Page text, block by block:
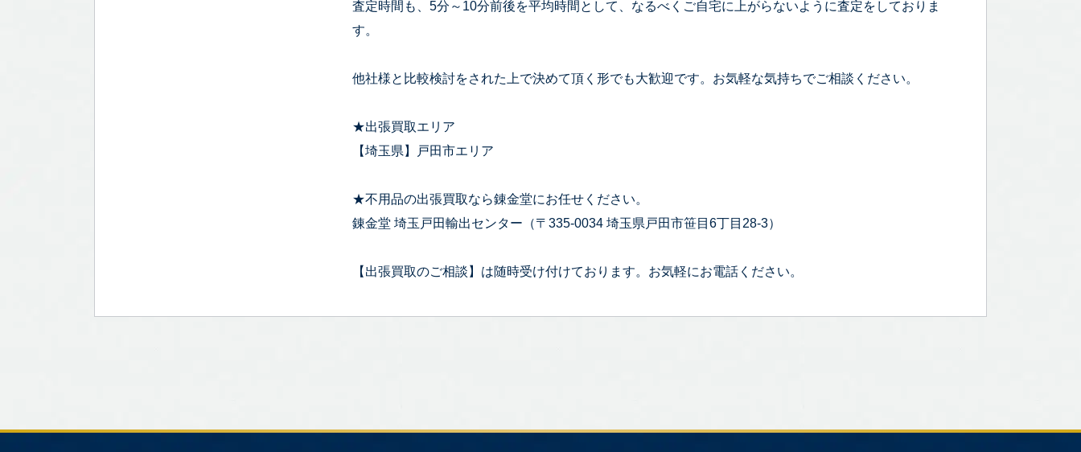
査定時間も、5分～10分前後を平均時間として、なるべくご自宅に上がらないように査定をしておりま
す。
他社様と比較検討をされた上で決めて頂く形でも大歓迎です。お気軽な気持ちでご相談ください。
★出張買取エリア
【埼玉県】戸田市エリア
★不用品の出張買取なら錬金堂にお任せください。
錬金堂 埼玉戸田輸出センター（〒335-0034 埼玉県戸田市笹目6丁目28-3）
【出張買取のご相談】は随時受け付けております。お気軽にお電話ください。